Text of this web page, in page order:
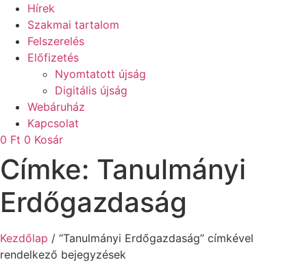
Hírek
Szakmai tartalom
Felszerelés
Előfizetés
Nyomtatott újság
Digitális újság
Webáruház
Kapcsolat
0 Ft 0 Kosár
Címke: Tanulmányi
Erdőgazdaság
Kezdőlap / “Tanulmányi Erdőgazdaság” címkével
rendelkező bejegyzések